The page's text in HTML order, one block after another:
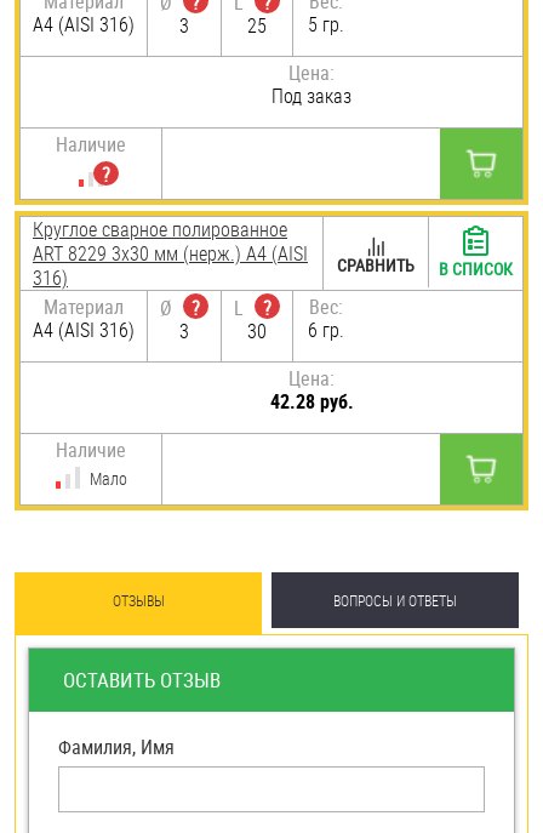
A4 (AISI 316)
3
25
5 гр.
Цена:
Под заказ
Наличие
Круглое сварное полированное
ART 8229 3х30 мм (нерж.) A4 (AISI
316)
Материал
A4 (AISI 316)
Ø
?
3
L
?
30
Вес:
6 гр.
Цена:
42.28 руб.
Наличие
Мало
СРАВНИТЬ В СПИСОК
ОТЗЫВЫ ВОПРОСЫ И ОТВЕТЫ
ОСТАВИТЬ ОТЗЫВ
Фамилия, Имя